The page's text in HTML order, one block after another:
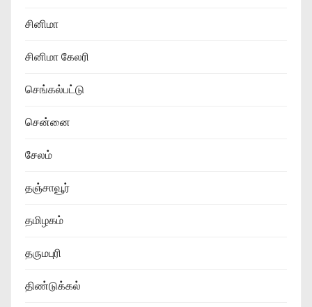
சினிமா
சினிமா கேலரி
செங்கல்பட்டு
சென்னை
சேலம்
தஞ்சாவூர்
தமிழகம்
தருமபுரி
திண்டுக்கல்